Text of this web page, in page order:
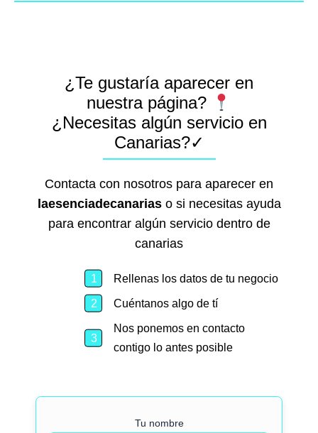
¿Te gustaría aparecer en
nuestra página?
¿Necesitas algún servicio en
Canarias?✓
Contacta con nosotros para aparecer en
laesenciadecanariaso si necesitas ayuda
para encontrar algún servicio dentro de
canarias
Rellenas los datos de tu negocio
Cuéntanos algo de tí
Nos ponemos en contacto
contigo lo antes posible
Tu nombre